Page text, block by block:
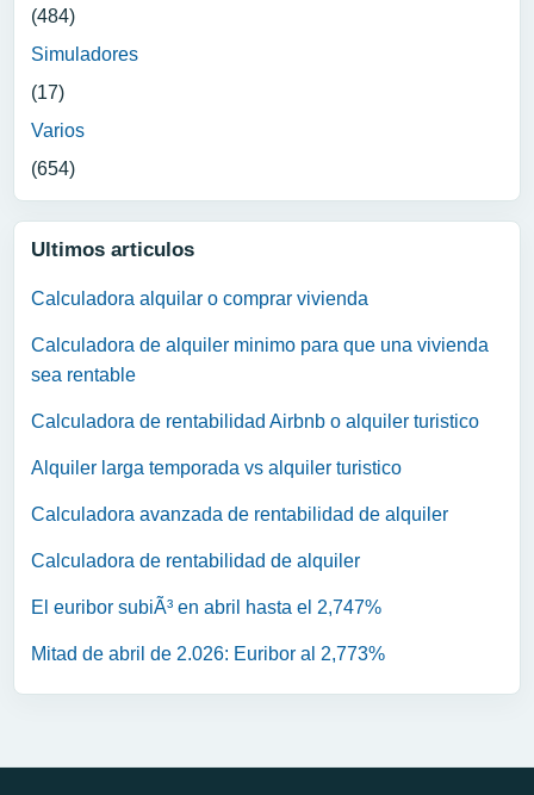
(484)
Simuladores
(17)
Varios
(654)
Ultimos articulos
Calculadora alquilar o comprar vivienda
Calculadora de alquiler minimo para que una vivienda
sea rentable
Calculadora de rentabilidad Airbnb o alquiler turistico
Alquiler larga temporada vs alquiler turistico
Calculadora avanzada de rentabilidad de alquiler
Calculadora de rentabilidad de alquiler
El euribor subiÃ³ en abril hasta el 2,747%
Mitad de abril de 2.026: Euribor al 2,773%